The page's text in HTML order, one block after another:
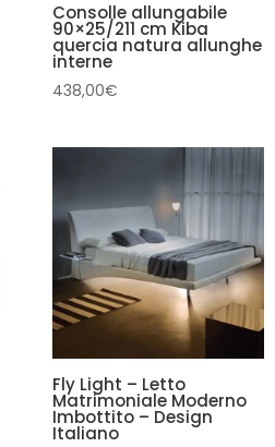
Consolle allungabile
90×25/211 cm Kiba
quercia natura allunghe
interne
438,00€
Fly Light – Letto
Matrimoniale Moderno
Imbottito – Design
Italiano